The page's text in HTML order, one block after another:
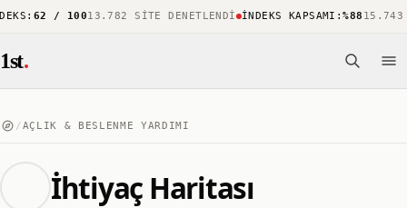
62 / 100 13.782 SITE DENETLENDI İNDEKS KAPSAMI:%8815.743 ÖNE
1st.
/AÇLIK & BESLENME YARDIMI
İhtiyaç Haritası